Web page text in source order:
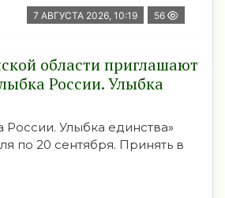
7 АВГУСТА 2026, 10:19 56
области приглашают
России. Улыбка
России. Улыбка единства»
по 20 сентября. Принять в